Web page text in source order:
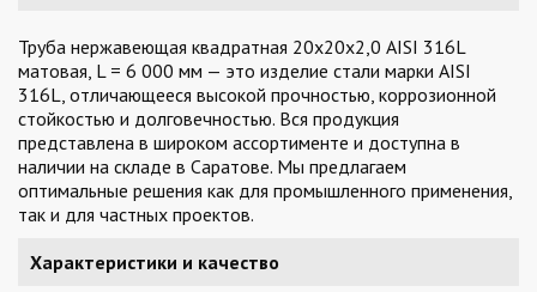
Труба нержавеющая квадратная 20х20х2,0 AISI 316L
матовая, L = 6 000 мм — это изделие стали марки AISI
316L, отличающееся высокой прочностью, коррозионной
стойкостью и долговечностью. Вся продукция
представлена в широком ассортименте и доступна в
наличии на складе в Саратове. Мы предлагаем
оптимальные решения как для промышленного применения,
так и для частных проектов.
Характеристики и качество